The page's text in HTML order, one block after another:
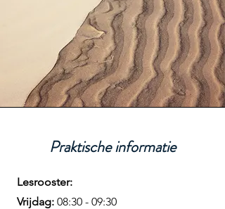
Praktische informatie
Lesrooster:
Vrijdag: 08:30 - 09:30